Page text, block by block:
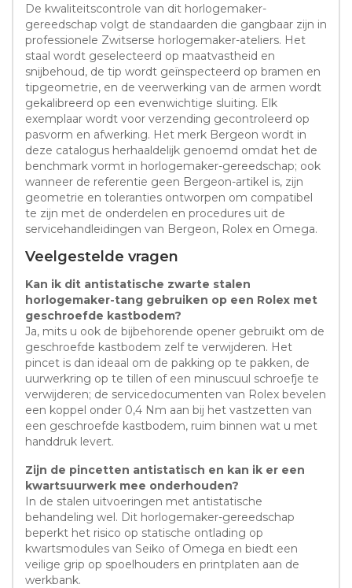
De kwaliteitscontrole van dit horlogemaker-
gereedschap volgt de standaarden die gangbaar zijn in
professionele Zwitserse horlogemaker-ateliers. Het
staal wordt geselecteerd op maatvastheid en
snijbehoud, de tip wordt geïnspecteerd op bramen en
tipgeometrie, en de veerwerking van de armen wordt
gekalibreerd op een evenwichtige sluiting. Elk
exemplaar wordt voor verzending gecontroleerd op
pasvorm en afwerking. Het merk Bergeon wordt in
deze catalogus herhaaldelijk genoemd omdat het de
benchmark vormt in horlogemaker-gereedschap; ook
wanneer de referentie geen Bergeon-artikel is, zijn
geometrie en toleranties ontworpen om compatibel
te zijn met de onderdelen en procedures uit de
servicehandleidingen van Bergeon, Rolex en Omega.
Veelgestelde vragen
Kan ik dit antistatische zwarte stalen
horlogemaker-tang gebruiken op een Rolex met
geschroefde kastbodem?
Ja, mits u ook de bijbehorende opener gebruikt om de
geschroefde kastbodem zelf te verwijderen. Het
pincet is dan ideaal om de pakking op te pakken, de
uurwerkring op te tillen of een minuscuul schroefje te
verwijderen; de servicedocumenten van Rolex bevelen
een koppel onder 0,4 Nm aan bij het vastzetten van
een geschroefde kastbodem, ruim binnen wat u met
handdruk levert.
Zijn de pincetten antistatisch en kan ik er een
kwartsuurwerk mee onderhouden?
In de stalen uitvoeringen met antistatische
behandeling wel. Dit horlogemaker-gereedschap
beperkt het risico op statische ontlading op
kwartsmodules van Seiko of Omega en biedt een
veilige grip op spoelhouders en printplaten aan de
werkbank.